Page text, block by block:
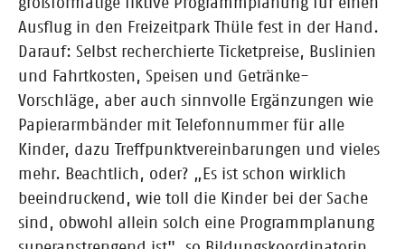
Ausflug in den Freizeitpark Thüle fest in der Hand.
Darauf: Selbst recherchierte Ticketpreise, Buslinien
und Fahrtkosten, Speisen und Getränke-
Vorschläge, aber auch sinnvolle Ergänzungen wie
Papierarmbänder mit Telefonnummer für alle
Kinder, dazu Treffpunktvereinbarungen und vieles
mehr. Beachtlich, oder? „Es ist schon wirklich
beeindruckend, wie toll die Kinder bei der Sache
sind, obwohl allein solch eine Programmplanung